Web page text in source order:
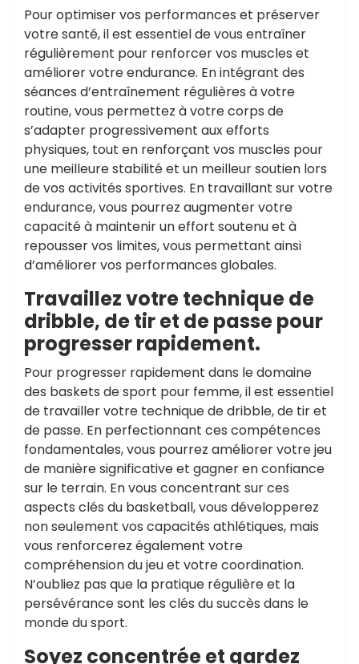
Pour optimiser vos performances et préserver
votre santé, il est essentiel de vous entraîner
régulièrement pour renforcer vos muscles et
améliorer votre endurance. En intégrant des
séances d’entraînement régulières à votre
routine, vous permettez à votre corps de
s’adapter progressivement aux efforts
physiques, tout en renforçant vos muscles pour
une meilleure stabilité et un meilleur soutien lors
de vos activités sportives. En travaillant sur votre
endurance, vous pourrez augmenter votre
capacité à maintenir un effort soutenu et à
repousser vos limites, vous permettant ainsi
d’améliorer vos performances globales.
Travaillez votre technique de
dribble, de tir et de passe pour
progresser rapidement.
Pour progresser rapidement dans le domaine
des baskets de sport pour femme, il est essentiel
de travailler votre technique de dribble, de tir et
de passe. En perfectionnant ces compétences
fondamentales, vous pourrez améliorer votre jeu
de manière significative et gagner en confiance
sur le terrain. En vous concentrant sur ces
aspects clés du basketball, vous développerez
non seulement vos capacités athlétiques, mais
vous renforcerez également votre
compréhension du jeu et votre coordination.
N’oubliez pas que la pratique régulière et la
persévérance sont les clés du succès dans le
monde du sport.
Soyez concentrée et gardez